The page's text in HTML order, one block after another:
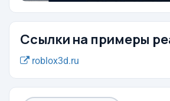
Ссылки на примеры
roblox3d.ru